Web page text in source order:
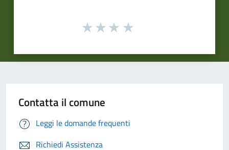
Contatta il comune
Leggi le domande frequenti
Richiedi Assistenza